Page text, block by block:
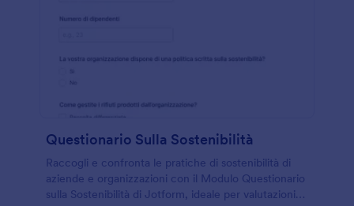
Questionario Sulla Sostenibilità
Raccogli e confronta le pratiche di sostenibilità di
aziende e organizzazioni con il Modulo Questionario
sulla Sostenibilità di Jotform, ideale per valutazioni